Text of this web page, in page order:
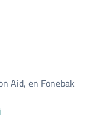
Aid, en Fonebak